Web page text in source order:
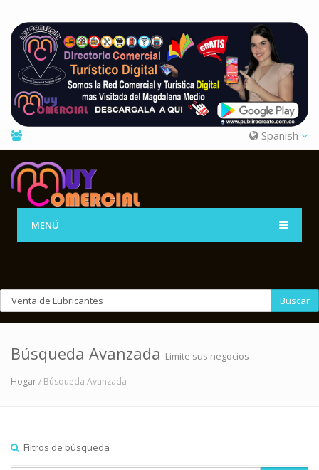
Spanish
MENÚ
Buscar
Búsqueda Avanzada Limite sus negocios
Hogar/ Búsqueda Avanzada
Filtros de búsqueda